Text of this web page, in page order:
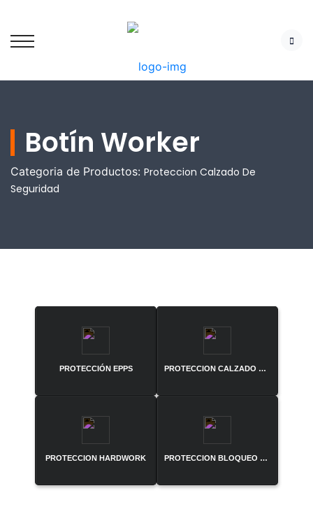
Botín Worker
Categoria de Productos: Proteccion Calzado De
Seguridad
PROTECCIÓN EPPS PROTECCION CALZADO DE SEGURIDAD
PROTECCION HARDWORK PROTECCION BLOQUEO Y ETIQUETADO